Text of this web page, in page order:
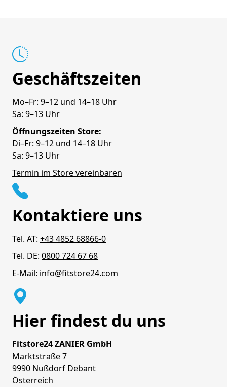
Geschäftszeiten
Mo–Fr: 9–12 und 14–18 Uhr
Sa: 9–13 Uhr
Öffnungszeiten Store:
Di–Fr: 9–12 und 14–18 Uhr
Sa: 9–13 Uhr
Termin im Store vereinbaren
Kontaktiere uns
Tel. AT: +43 4852 68866-0
Tel. DE: 0800 724 67 68
E-Mail: info@fitstore24.com
Hier findest du uns
Fitstore24 ZANIER GmbH
Marktstraße 7
9990 Nußdorf Debant
Österreich